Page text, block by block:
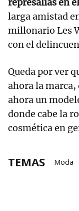
represalias en
larga amistad
millonario Les
con el
Queda por ver
ahora la marca,
ahora un
donde cabe la
cosmética en
TEMAS Moda